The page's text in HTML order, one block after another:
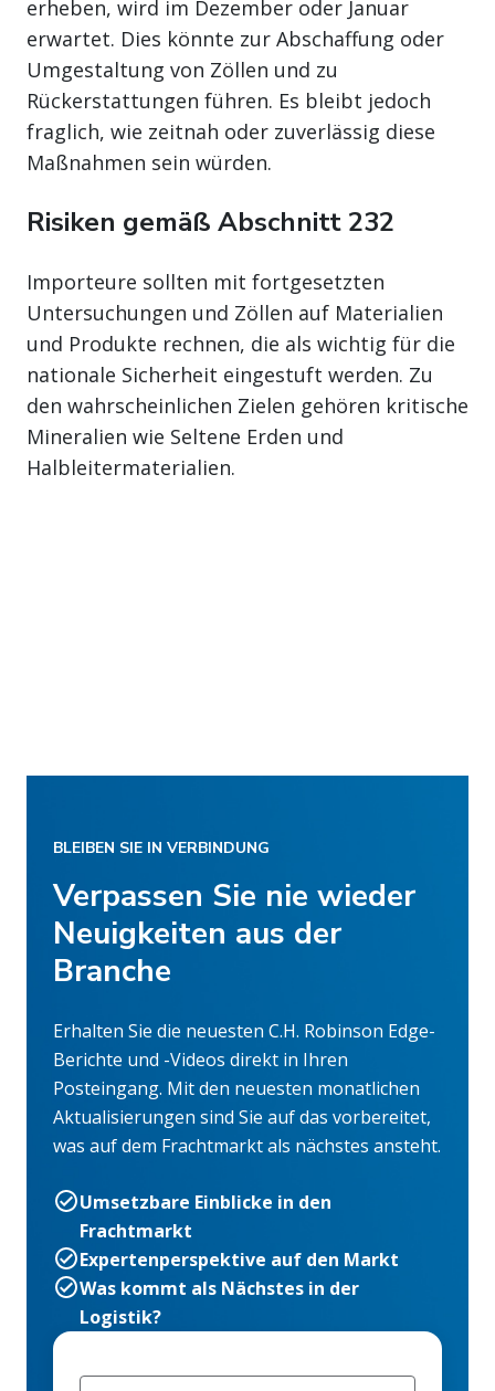
erheben, wird im Dezember oder Januar
erwartet. Dies könnte zur Abschaffung oder
Umgestaltung von Zöllen und zu
Rückerstattungen führen. Es bleibt jedoch
fraglich, wie zeitnah oder zuverlässig diese
Maßnahmen sein würden.
Risiken gemäß Abschnitt 232
Importeure sollten mit fortgesetzten
Untersuchungen und Zöllen auf Materialien
und Produkte rechnen, die als wichtig für die
nationale Sicherheit eingestuft werden. Zu
den wahrscheinlichen Zielen gehören kritische
Mineralien wie Seltene Erden und
Halbleitermaterialien.
BLEIBEN SIE IN VERBINDUNG
Verpassen Sie nie wieder
Neuigkeiten aus der
Branche
Erhalten Sie die neuesten C.H. Robinson Edge-
Berichte und -Videos direkt in Ihren
Posteingang. Mit den neuesten monatlichen
Aktualisierungen sind Sie auf das vorbereitet,
was auf dem Frachtmarkt als nächstes ansteht.
Umsetzbare Einblicke in den
Frachtmarkt
Expertenperspektive auf den Markt
Was kommt als Nächstes in der
Logistik?